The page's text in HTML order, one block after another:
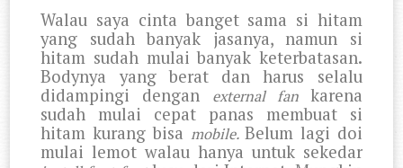
Walau saya cinta banget sama si hitam
yang sudah banyak jasanya, namun si
hitam sudah mulai banyak keterbatasan.
Bodynya yang berat dan harus selalu
didampingi dengan external fan karena
sudah mulai cepat panas membuat si
hitam kurang bisa mobile.Belum lagi doi
mulai lemot walau hanya untuk sekedar